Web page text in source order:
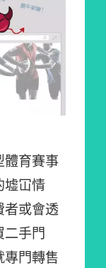
體育賽事
墟冚情
者或會透
二手門
專門轉售